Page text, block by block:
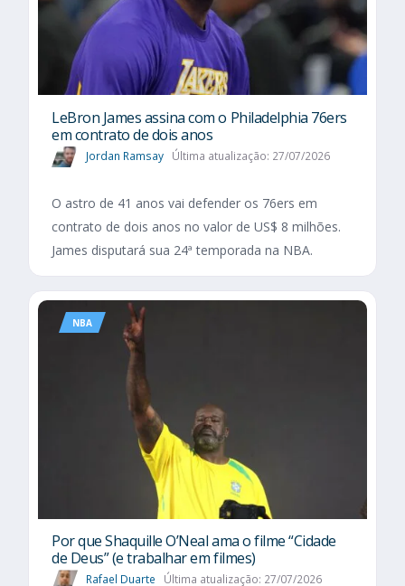
LeBron James assina com o Philadelphia 76ers
em contrato de dois anos
Jordan Ramsay Última atualização: 27/07/2026
O astro de 41 anos vai defender os 76ers em
contrato de dois anos no valor de US$ 8 milhões.
James disputará sua 24ª temporada na NBA.
NBA
Por que Shaquille O’Neal ama o filme “Cidade
de Deus” (e trabalhar em filmes)
Rafael Duarte Última atualização: 27/07/2026